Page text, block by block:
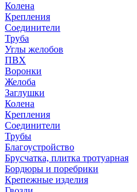
Колена
Крепления
Соединители
Труба
Углы желобов
ПВХ
Воронки
Желоба
Заглушки
Колена
Крепления
Соединители
Трубы
Благоустройство
Брусчатка, плитка тротуарная
Бордюры и поребрики
Крепежные изделия